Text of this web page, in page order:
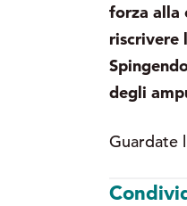
forza alla
riscrivere
degli
Guardate